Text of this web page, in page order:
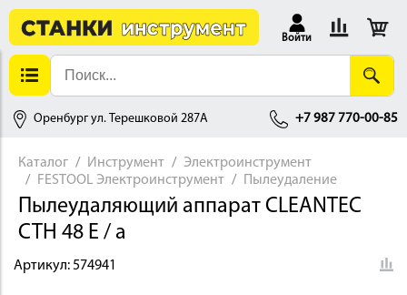
Войти
Оренбург ул. Терешковой 287А +7 987 770-00-85
Каталог Инструмент
Электроинструмент
FESTOOL Электроинструмент
Пылеудаление
Пылеудаляющий аппарат CLEANTEC
CTH 48 E / a
Артикул:574941